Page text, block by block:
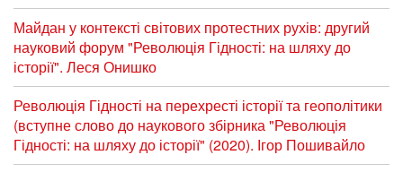
Майдан у контексті світових протестних рухів: другий
науковий форум "Революція Гідності: на шляху до
історії". Леся Онишко
Революція Гідності на перехресті історії та геополітики
(вступне слово до наукового збірника "Революція
Гідності: на шляху до історії" (2020). Ігор Пошивайло